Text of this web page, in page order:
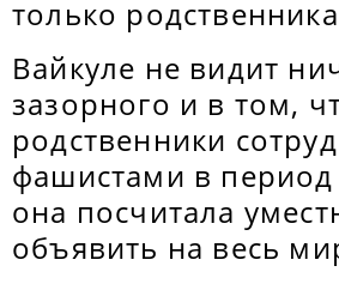
только
Вайкуле не видит
зазорного и в том,
родственники
фашистами в
она посчитала
объявить на весь